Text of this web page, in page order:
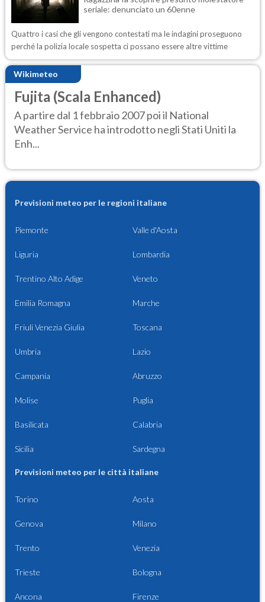
seriale: denunciato un 60enne
Quattro i casi che gli vengono contestati ma le indagini proseguono
perché la polizia locale sospetta ci possano essere altre vittime
Wikimeteo
Fujita (Scala Enhanced)
A partire dal 1 febbraio 2007 poi il National
Weather Service ha introdotto negli Stati Uniti la
Enh...
Previsioni meteo per le regioni italiane
Piemonte Valle d'Aosta
Liguria Lombardia
Trentino Alto Adige Veneto
Emilia Romagna Marche
Friuli Venezia Giulia Toscana
Umbria Lazio
Campania Abruzzo
Molise Puglia
Basilicata Calabria
Sicilia Sardegna
Previsioni meteo per le città italiane
Torino Aosta
Genova Milano
Trento Venezia
Trieste Bologna
Ancona Firenze